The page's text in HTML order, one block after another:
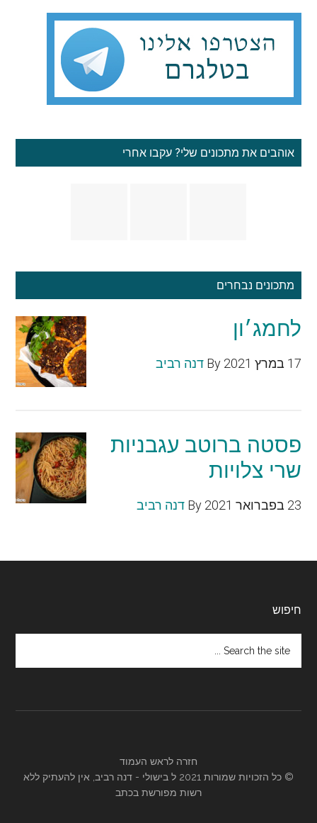
אוהבים את מתכונים שלי? עקבו אחרי
מתכונים נבחרים
לחמג׳ון
17 במרץ 2021 By דנה רביב
פסטה ברוטב עגבניות
שרי צלויות
23 בפברואר 2021 By דנה רביב
Footer
חיפוש
the
site
חזרה לראש העמוד
© כל הזכויות שמורות 2021 ל
בישולי - דנה רביב, אין להעתיק ללא
רשות מפורשת בכתב